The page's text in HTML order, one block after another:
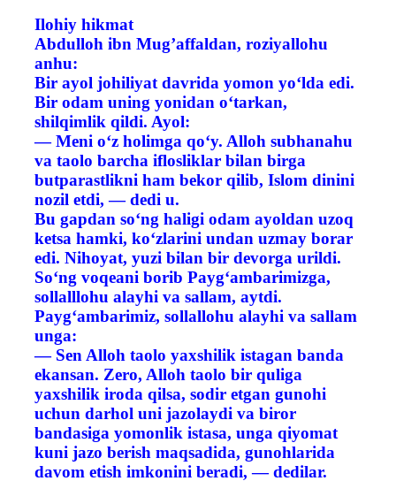
Ilohiy hikmat
Abdulloh ibn Mug’affaldan, roziyallohu
anhu:
Bir ayol johiliyat davrida yomon yo‘lda edi.
Bir odam uning yonidan o‘tarkan,
shilqimlik qildi. Ayol:
— Meni o‘z holimga qo‘y. Alloh subhanahu
va taolo barcha iflosliklar bilan birga
butparastlikni ham bekor qilib, Islom dinini
nozil etdi, — dedi u.
Bu gapdan so‘ng haligi odam ayoldan uzoq
ketsa hamki, ko‘zlarini undan uzmay borar
edi. Nihoyat, yuzi bilan bir devorga urildi.
So‘ng voqeani borib Payg‘ambarimizga,
sollalllohu alayhi va sallam, aytdi.
Payg‘ambarimiz, sollallohu alayhi va sallam
unga:
— Sen Alloh taolo yaxshilik istagan banda
ekansan. Zero, Alloh taolo bir quliga
yaxshilik iroda qilsa, sodir etgan gunohi
uchun darhol uni jazolaydi va biror
bandasiga yomonlik istasa, unga qiyomat
kuni jazo berish maqsadida, gunohlarida
davom etish imkonini beradi, — dedilar.